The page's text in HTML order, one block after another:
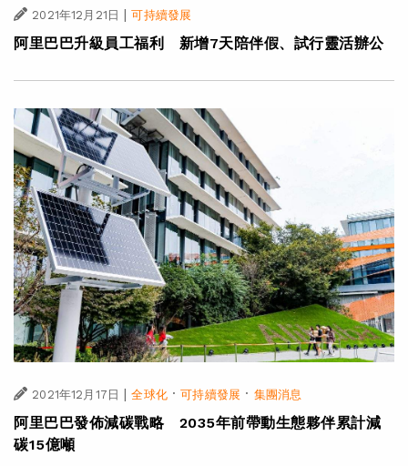
2021年12月21日 | 可持續發展
阿里巴巴升級員工福利 新增7天陪伴假、試行靈活辦公
2021年12月17日 | 全球化·可持續發展 · 集團消息
阿里巴巴發佈減碳戰略 2035年前帶動生態夥伴累計減
碳15億噸